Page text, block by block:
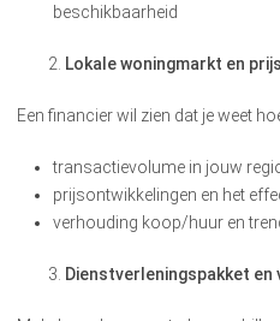
beschikbaarheid
Lokale woningmarkt en
Een financier wil zien dat je weet
transactievolume in jouw
prijsontwikkelingen en het
verhouding koop/huur en
Dienstverleningspakket en